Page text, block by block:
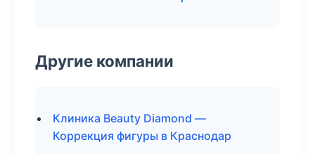
Другие компании
Клиника Beauty Diamond —
Коррекция фигуры в Краснодар